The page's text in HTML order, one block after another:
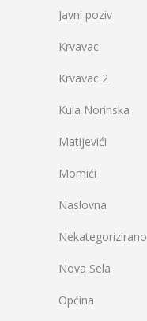
Javni poziv
Krvavac
Krvavac 2
Kula Norinska
Matijevići
Momići
Naslovna
Nekategorizirano
Nova Sela
Općina